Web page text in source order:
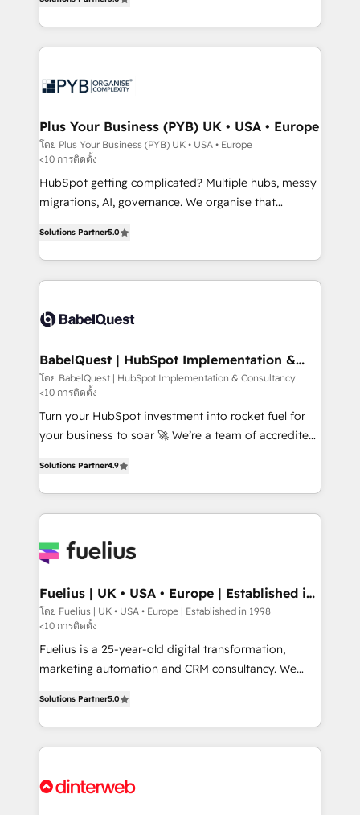
nurturing sequences. - Cross-hub setup across
Marketing, Sales, Operations, and Service Hubs. -
Ongoing optimization, managed support, and
powerful growth engine. Built to convert, scale, and
paid media, content marketing, AEO and GEO (AI
search optimisation), and HubSpot Content Hub and
WordPress development. We work with enterprise
professional services, financial services and
Town, Dubai & London. 500+ HubSpot CRM
implementations delivered. AI visibility coverage
across ChatGPT, Claude, Perplexity, Gemini and
Google AI Overviews. HubSpot Impact Award -
Customer First HubSpot Impact Award - Integrations
Migration Excellence HubSpot Impact Award -
Platform Excellence 40+ full-time HubSpot
professionals. 100s of certifications and
Plus Your Business (PYB) UK • USA • Europe
โดย Plus Your Business (PYB) UK • USA • Europe
<10 การติดตั้ง
HubSpot getting complicated? Multiple hubs, messy
migrations, AI, governance. We organise that
Welcome to our Profile! We help with: • CRM
implementation, reports, workflows, and team
training • CRM migration from Salesforce, Pipedrive,
custom API integrations • AI governance for
Boutique 'Elite' team of 12 • 150+ clients across Sales
Hub, Marketing Hub, Service Hub, Data Hub and
CMS • ISO/IEC 27001:2022, ISO 9001:2015, and ISO
42001:2023 certified - the AI management standard •
GuardHub: our AI governance framework, built on
'𝗖𝗼𝗻𝘁𝗮𝗰𝘁 𝗯𝘂𝘀𝗶𝗻𝗲𝘀𝘀' button to get in touch (𝘸𝘦'𝘳𝘦
𝘴𝘶𝘱𝘦𝘳 𝘳𝘦𝘴𝘱𝘰𝘯𝘴𝘪𝘷𝘦)
Solutions Partner5.0
BabelQuest | HubSpot Implementation &
Consultancy
โดย BabelQuest | HubSpot Implementation & Consultancy
<10 การติดตั้ง
Turn your HubSpot investment into rocket fuel for
your business to soar 🚀 We’re a team of accredited
implement the platform into complex business
environments, optimise what you've got and make
sure you can actually use it, build your website in
for you and execute it on HubSpot. We are on the
framework, meaning we've been accredited by
HubSpot and vetted by the CCS, which means we
can support public sector companies as well the
other ones listed in our profile. Our services: -
HubSpot implementation - HubSpot CMS website
is there for you to: - Grow revenue, and run your
business more efficiently - Build stronger
relationships with customers - Make better
more people - Get the most out of your HubSpot
Solutions Partner4.9
Fuelius | UK • USA • Europe | Established in
1998
โดย Fuelius | UK • USA • Europe | Established in 1998
<10 การติดตั้ง
Fuelius is a 25-year-old digital transformation,
marketing automation and CRM consultancy. We
maximise their return from digital and fuel their
growth. We modernise platforms, streamline
operations that are causing inefficiencies, improve
supercharge revenue operations Key services: • CRM
Solutions Partner5.0